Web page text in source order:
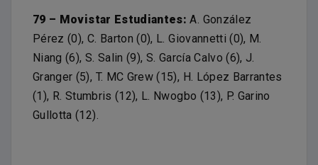
79 – Movistar Estudiantes: A. González
Pérez (0), C. Barton (0), L. Giovannetti (0), M.
Niang (6), S. Salin (9), S. García Calvo (6), J.
Granger (5), T. MC Grew (15), H. López Barrantes
(1), R. Stumbris (12), L. Nwogbo (13), P. Garino
Gullotta (12).